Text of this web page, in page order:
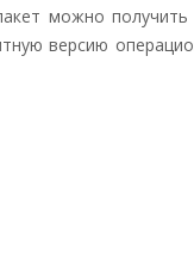
можно
версию